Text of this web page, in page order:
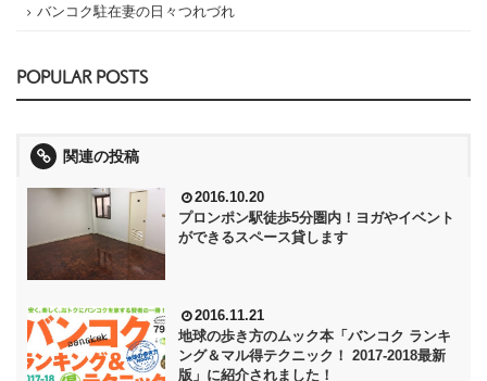
バンコク駐在妻の日々つれづれ
POPULAR POSTS
関連の投稿
2016.10.20
プロンポン駅徒歩5分圏内！ヨガやイベント
ができるスペース貸します
2016.11.21
地球の歩き方のムック本「バンコク ランキ
ング＆マル得テクニック！ 2017-2018最新
版」に紹介されました！